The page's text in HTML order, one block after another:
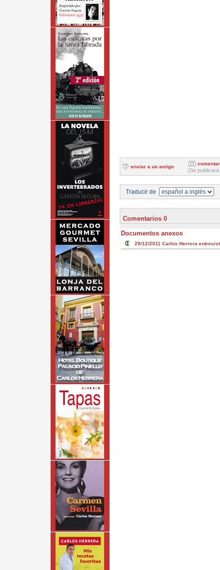
enviar a un amigo
comentar
[Se
Traducir de
Comentarios 0
Documentos anexos
29/12/2011 Carlos Herrera